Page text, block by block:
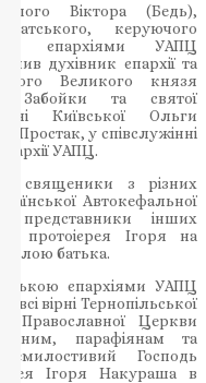
Віктора (Бедь),
керуючого
єпархіями УАПЦ
духівник єпархії та
Великого князя
Забойки та святої
Київської Ольги
Простак, у співслужінні
УАПЦ.
священики з різних
Автокефальної
представники інших
протоієрея Ігоря на
батька.
єпархіями УАПЦ
всі вірні Тернопільської
Православної Церкви
парафіянам та
Господь
Ігоря Накураша в